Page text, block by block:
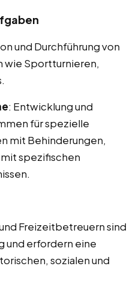
und Durchführung von
wie Sportturnieren,
: Entwicklung und
für spezielle
mit Behinderungen,
spezifischen
Freizeitbetreuern sind
und erfordern eine
sozialen und